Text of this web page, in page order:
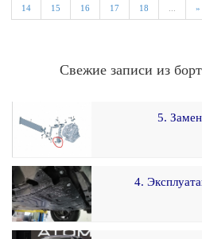
14 15 16 17 18 »
Свежие записи из
5.
4.